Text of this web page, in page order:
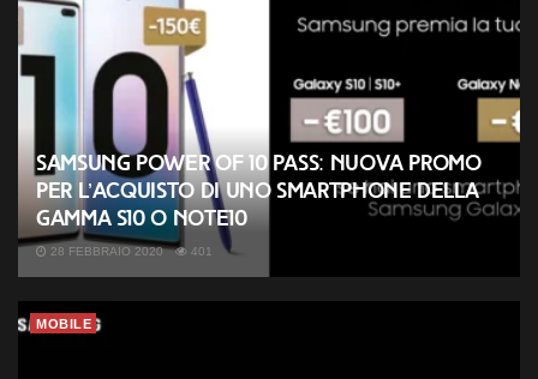
Samsung Power of 10 Pass: nuova promo
per l’acquisto di uno smartphone della
gamma S10 o Note10
28 FEBBRAIO 2020 401
MOBILE